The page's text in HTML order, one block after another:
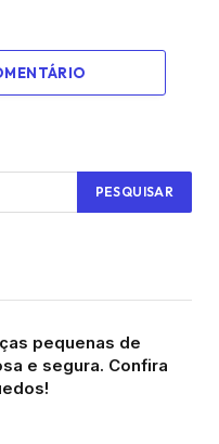
pequenas de
e segura. Confira